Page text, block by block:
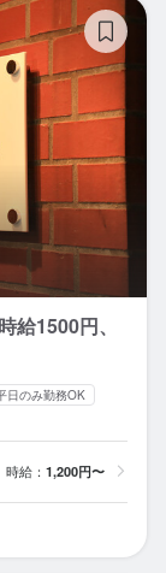
給1500円、
日のみ勤務OK
時給： 1,200円〜